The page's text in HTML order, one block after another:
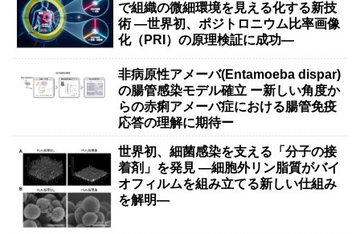
で組織の微細環境を見える化する新技
術 ―世界初、ポジトロニウム比率画像
化（PRI）の原理検証に成功―
非病原性アメーバ(Entamoeba dispar)
の腸管感染モデル確立 ー新しい角度か
らの赤痢アメーバ症における腸管免疫
応答の理解に期待ー
世界初、細菌感染を支える「分子の接
着剤」を発見 ―細胞外リン脂質がバイ
オフィルムを組み立てる新しい仕組み
を解明―